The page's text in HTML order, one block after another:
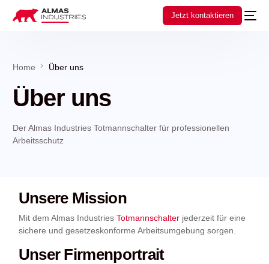
Jetzt kontaktieren
Home Über uns
Über uns
Der Almas Industries Totmannschalter für professionellen
Arbeitsschutz
Unsere Mission
Mit dem Almas Industries Totmannschalterjederzeit für eine
sichere und gesetzeskonforme Arbeitsumgebung sorgen.
Unser Firmenportrait